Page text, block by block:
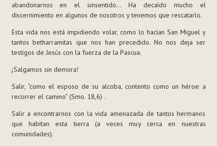
abandonarnos en el sinsentido… Ha decaído mucho el
discernimiento en algunos de nosotros y tenemos que rescatarlo.
Esta vida nos está impidiendo volar, como lo hacían San Miguel y
tantos betharramitas que nos han precedido. No nos deja ser
testigos de Jesús con la fuerza de la Pascua.
¡Salgamos sin demora!
Salir, “como el esposo de su alcoba, contento como un héroe a
recorrer el camino” (Smo. 18,6) .
Salir a encontrarnos con la vida amenazada de tantos hermanos
que habitan esta tierra (a veces muy cerca en nuestras
comunidades).